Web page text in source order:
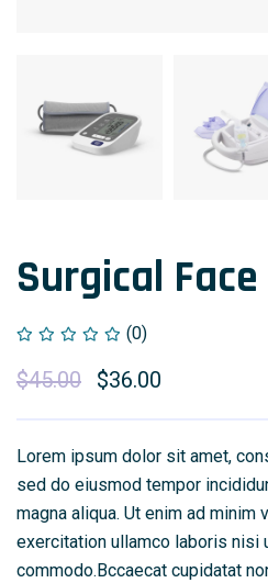
Surgical
(0)
$45.00 $36.00
Lorem ipsum dolor sit amet,
sed do eiusmod tempor
magna aliqua. Ut enim ad minim
exercitation ullamco laboris nisi
commodo.Bccaecat cupidatat